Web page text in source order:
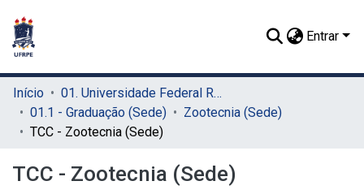
Entrar
Início
01. Universidade Federal Rural de Pernambuco - UFRPE (Sede)
01.1 - Graduação (Sede)
Zootecnia (Sede)
TCC - Zootecnia (Sede)
TCC - Zootecnia (Sede)